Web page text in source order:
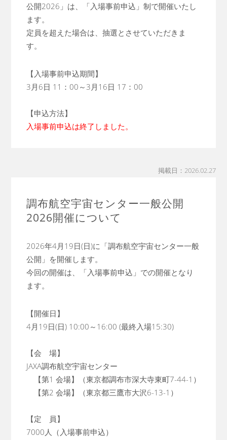
公開2026」は、「入場事前申込」制で開催いたし
ます。
定員を超えた場合は、抽選とさせていただきま
す。
【入場事前申込期間】
3月6日 11：00～3月16日 17：00
【申込方法】
入場事前申込は終了しました。
掲載日：2026.02.27
調布航空宇宙センター一般公開
2026開催について
2026年4月19日(日)に「調布航空宇宙センター一般
公開」を開催します。
今回の開催は、「入場事前申込」での開催となり
ます。
【開催日】
4月19日(日) 10:00～16:00 (最終入場15:30)
【会 場】
JAXA調布航空宇宙センター
【第1 会場】（東京都調布市深大寺東町7-44-1）
【第2 会場】（東京都三鷹市大沢6-13-1）
【定 員】
7000人（入場事前申込）